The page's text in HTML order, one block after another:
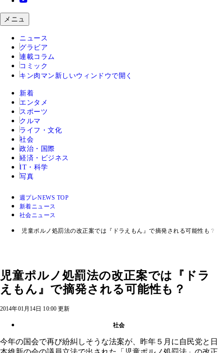
メニュ
ニュース
グラビア
連載コラム
コミック
キン肉マン 新しいウィンドウで開く
新着
エンタメ
スポーツ
クルマ
ライフ・文化
社会
政治・国際
経済・ビジネス
IT・科学
写真
週プレNEWS TOP
新着ニュース
社会ニュース
児童ポルノ処罰法の改正案では『ドラえもん』で摘発される可能性も？
児童ポルノ処罰法の改正案では『ドラ
えもん』で摘発される可能性も？
2014年01月14日 10:00 更新
社会
今年の国会で再び紛糾しそうな法案が、昨年５月に自民党と日